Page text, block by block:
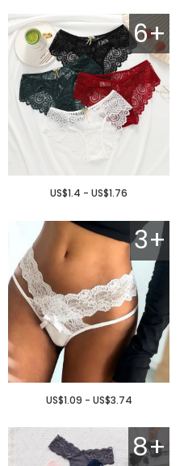
6+
US$1.4 - US$1.76
3+
US$1.09 - US$3.74
8+